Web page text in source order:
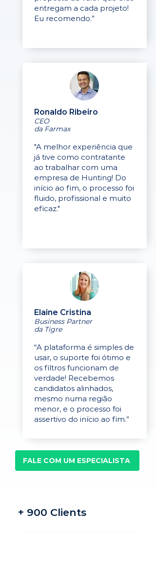
entregam a cada projeto!
Eu recomendo.”
Ronaldo Ribeiro
CEO
da Farmax
"A melhor experiência que
já tive como contratante
ao trabalhar com uma
empresa de Hunting! Do
início ao fim, o processo foi
fluido, profissional e muito
eficaz."
Elaine Cristina
Business Partner
da Tigre
“A plataforma é simples de
usar, o suporte foi ótimo e
os filtros funcionam de
verdade! Recebemos
candidatos alinhados,
mesmo numa região
menor, e o processo foi
assertivo do início ao fim.”
FALE COM UM ESPECIALISTA
+ 900 Clients